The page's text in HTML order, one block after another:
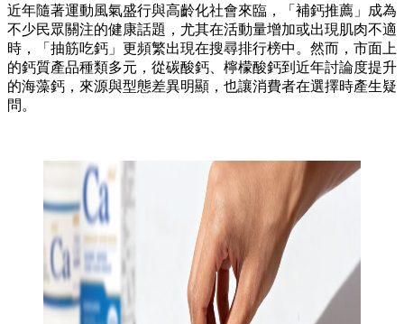
近年隨著運動風氣盛行與高齡化社會來臨，「補鈣推薦」成為
不少民眾關注的健康話題，尤其在活動量增加或出現肌肉不適
時，「抽筋吃鈣」更頻繁出現在搜尋排行榜中。然而，市面上
的鈣質產品種類多元，從碳酸鈣、檸檬酸鈣到近年討論度提升
的海藻鈣，來源與型態差異明顯，也讓消費者在選擇時產生疑
問。